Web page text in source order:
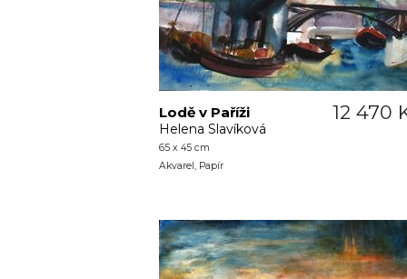
Lodě v Paříži
Helena Slavíková
65 x 45 cm
Akvarel, Papír
12 470